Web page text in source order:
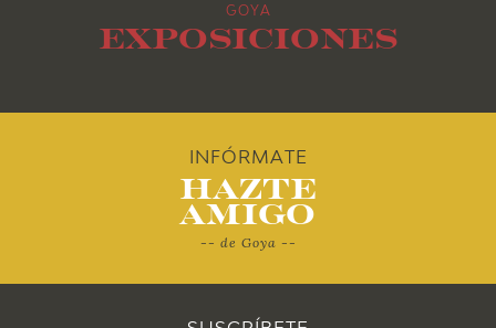
GOYA
Exposiciones
INFÓRMATE
Hazte
Amigo
-- de Goya --